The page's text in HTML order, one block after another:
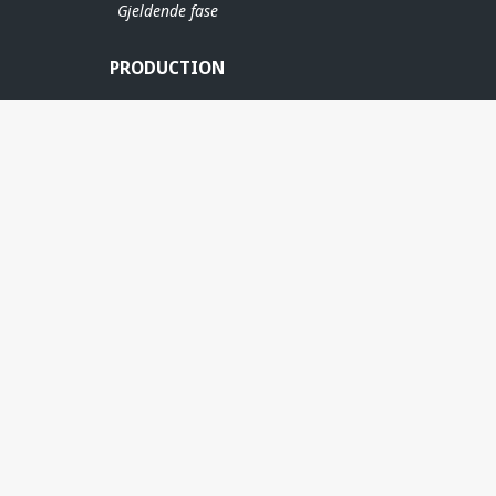
Gjeldende fase
PRODUCTION
OSEBERG SØR